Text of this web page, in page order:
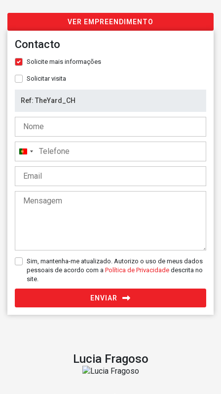
VER EMPREENDIMENTO
Contacto
Solicite mais informações
Solicitar visita
Portugal
+351
Sim, mantenha-me atualizado. Autorizo o uso de meus dados
pessoais de acordo com a Política de Privacidade descrita no
site.
ENVIAR
Lucia Fragoso